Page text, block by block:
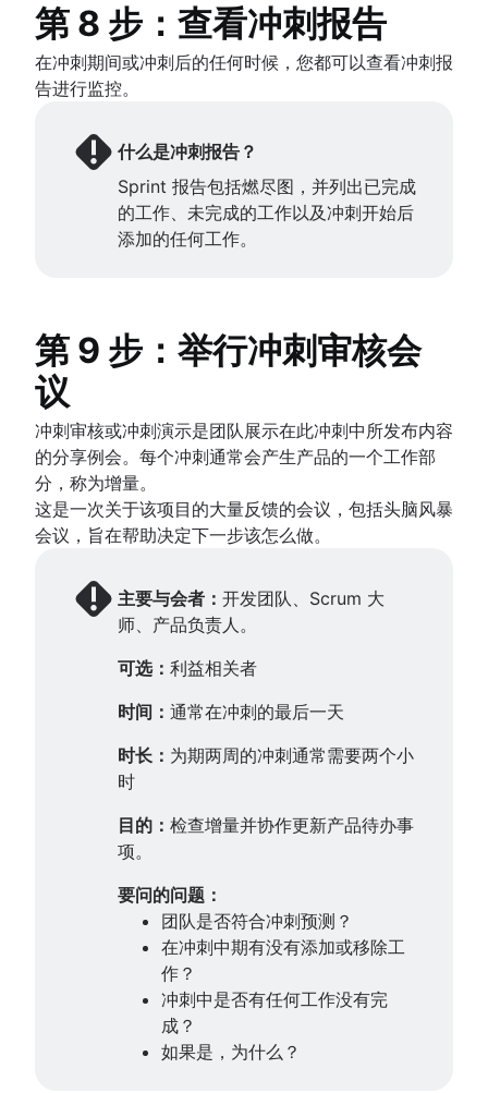
第 8 步：查看冲刺报告
在冲刺期间或冲刺后的任何时候，您都可以查看冲刺报
告进行监控。
什么是冲刺报告？
Sprint 报告包括燃尽图，并列出已完成
的工作、未完成的工作以及冲刺开始后
添加的任何工作。
第 9 步：举行冲刺审核会
议
冲刺审核或冲刺演示是团队展示在此冲刺中所发布内容
的分享例会。每个冲刺通常会产生产品的一个工作部
分，称为增量。
这是一次关于该项目的大量反馈的会议，包括头脑风暴
会议，旨在帮助决定下一步该怎么做。
主要与会者： 开发团队、Scrum 大
师、产品负责人。
可选： 利益相关者
时间： 通常在冲刺的最后一天
时长： 为期两周的冲刺通常需要两个小
时
目的： 检查增量并协作更新产品待办事
项。
要问的问题：
团队是否符合冲刺预测？
在冲刺中期有没有添加或移除工
作？
冲刺中是否有任何工作没有完
成？
如果是，为什么？